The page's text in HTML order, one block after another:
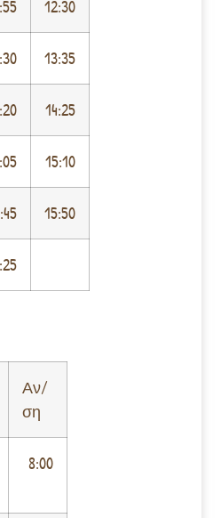
12:30
13:35
14:25
15:10
15:50
Αν/
ση
8:00